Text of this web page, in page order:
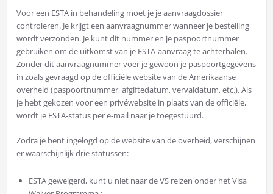
Voor een ESTA in behandeling moet je je aanvraagdossier
controleren. Je krijgt een aanvraagnummer wanneer je bestelling
wordt verzonden. Je kunt dit nummer en je paspoortnummer
gebruiken om de uitkomst van je ESTA-aanvraag te achterhalen.
Zonder dit aanvraagnummer voer je gewoon je paspoortgegevens
in zoals gevraagd op de officiële website van de Amerikaanse
overheid (paspoortnummer, afgiftedatum, vervaldatum, etc.). Als
je hebt gekozen voor een privéwebsite in plaats van de officiële,
wordt je ESTA-status per e-mail naar je toegestuurd.
Zodra je bent ingelogd op de website van de overheid, verschijnen
er waarschijnlijk drie statussen:
ESTA geweigerd, kunt u niet naar de VS reizen onder het Visa